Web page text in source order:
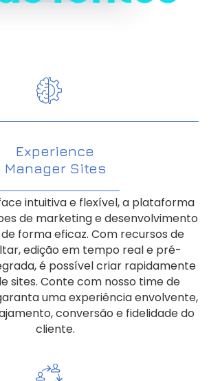
Experience
Manager Sites
intuitiva e flexível, a plataforma
de marketing e desenvolvimento
forma eficaz. Com recursos de
edição em tempo real e pré-
é possível criar rapidamente
sites. Conte com nosso time de
uma experiência envolvente,
conversão e fidelidade do
cliente.